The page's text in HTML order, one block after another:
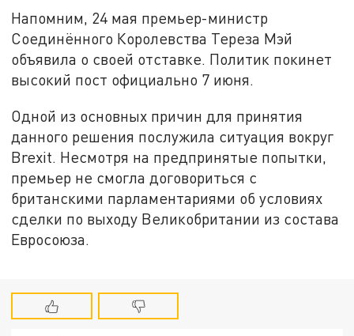
Напомним, 24 мая премьер-министр
Соединённого Королевства Тереза Мэй
объявила о своей отставке. Политик покинет
высокий пост официально 7 июня.
Одной из основных причин для принятия
данного решения послужила ситуация вокруг
Brexit. Несмотря на предпринятые попытки,
премьер не смогла договориться с
британскими парламентариями об условиях
сделки по выходу Великобритании из состава
Евросоюза.